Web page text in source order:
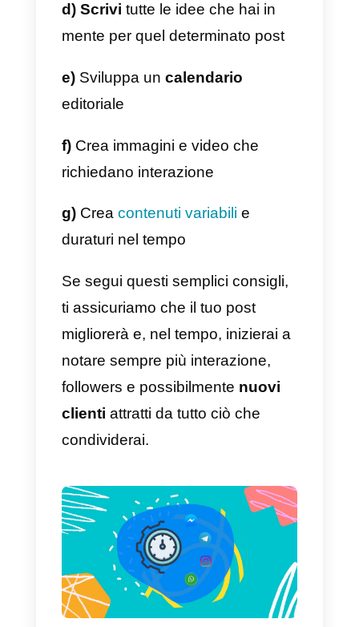
post accattivanti
sui nostri social
svariati Mi piace e messaggi,
buone pratiche per rendere il tuo
a)Mantieni il contenuto semplice
e ben
organizzato
b) Scrivi un testo ben descritto
evitando incomprensioni
c)Impara a conoscere il tuo
pubblico
d) Scrivitutte le idee che hai in
mente per quel determinato post
e)Sviluppa un calendario